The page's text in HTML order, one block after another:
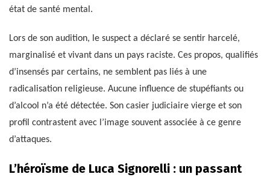
état de santé mental.
Lors de son audition, le suspect a déclaré se sentir harcelé,
marginalisé et vivant dans un pays raciste. Ces propos, qualifiés
d’insensés par certains, ne semblent pas liés à une
radicalisation religieuse. Aucune influence de stupéfiants ou
d’alcool n’a été détectée. Son casier judiciaire vierge et son
profil contrastent avec l’image souvent associée à ce genre
d’attaques.
L’héroïsme de Luca Signorelli : un passant